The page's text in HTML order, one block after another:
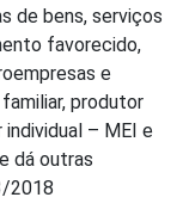
de bens, serviços
favorecido,
e
produtor
– MEI e
dá outras
2018